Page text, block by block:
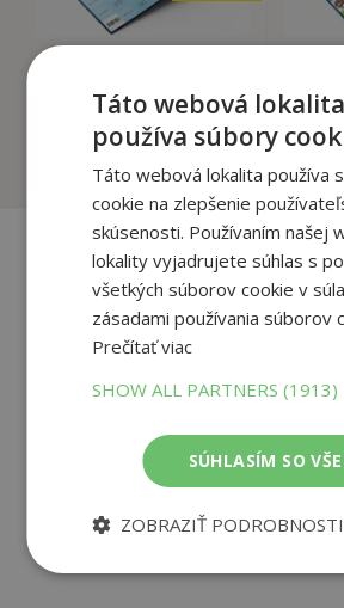
Sčítání do 100
Martin Staněk
Na sklade
Recenzie
Napíšte recenziu a
PRIDAŤ RECENZIU
Táto webová lokalita
používa súbory
Táto webová lokalita používa
cookie na zlepšenie
skúsenosti. Používaním našej
lokality vyjadrujete súhlas s
všetkých súborov cookie v
zásadami používania súborov
Prečítať viac
SHOW ALL PARTNERS
SÚHLASÍM SO
ZOBRAZIŤ PODROBNOSTI